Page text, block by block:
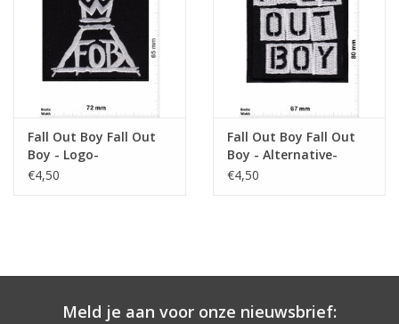
Fall Out Boy Fall Out
Boy - Logo-
Alternative-Rockband
€4,50
Fall Out Boy Fall Out
Boy - Alternative-
Rockband
€4,50
Meld je aan voor onze nieuwsbrief: